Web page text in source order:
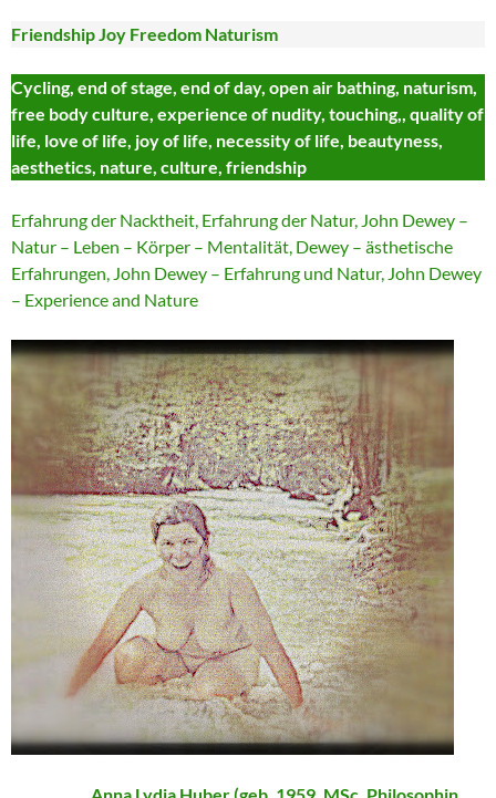
Friendship Joy Freedom Naturism
Cycling, end of stage, end of day, open air bathing, naturism,
free body culture, experience of nudity, touching,, quality of
life, love of life, joy of life, necessity of life, beautyness,
aesthetics, nature, culture, friendship
Erfahrung der Nacktheit, Erfahrung der Natur, John Dewey –
Natur – Leben – Körper – Mentalität, Dewey – ästhetische
Erfahrungen, John Dewey – Erfahrung und Natur, John Dewey
– Experience and Nature